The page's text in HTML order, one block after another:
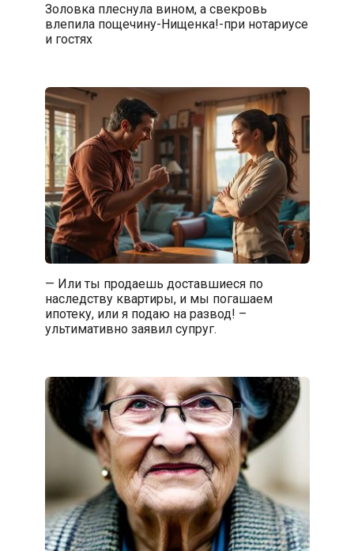
Золовка плеснула вином, а свекровь
влепила пощечину-Нищенка!-при нотариусе
и гостях
— Или ты продаешь доставшиеся по
наследству квартиры, и мы погашаем
ипотеку, или я подаю на развод! –
ультимативно заявил супруг.